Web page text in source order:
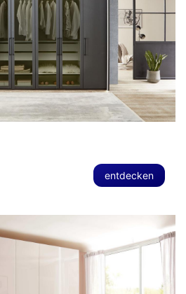
entdecken